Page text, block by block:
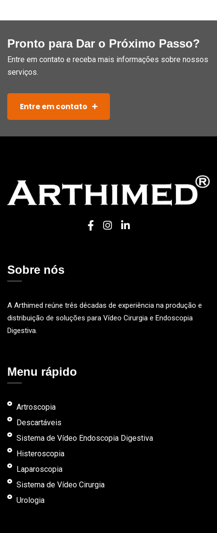
Pronto para Dar o Próximo Passo?
Entre em contato e receba mais informações sobre nossos
serviços.
Entre em contato
Sobre nós
A Arthimed reúne três décadas de experiência na produção e
distribuição de soluções para Vídeo Cirurgia e Endoscopia
Digestiva.
Menu rápido
Artroscopia
Descartáveis
Sistema de Vídeo Endoscopia Digestiva
Histeroscopia
Laparoscopia
Sistema de Vídeo Cirurgia
Urologia